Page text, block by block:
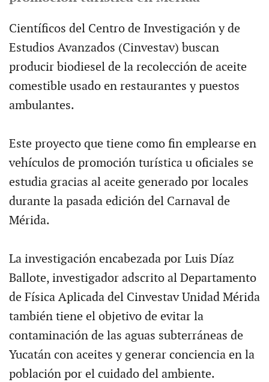
Científicos del Centro de Investigación y de
Estudios Avanzados (Cinvestav) buscan
producir biodiesel de la recolección de aceite
comestible usado en restaurantes y puestos
ambulantes.
Este proyecto que tiene como fin emplearse en
vehículos de promoción turística u oficiales se
estudia gracias al aceite generado por locales
durante la pasada edición del Carnaval de
Mérida.
La investigación encabezada por Luis Díaz
Ballote, investigador adscrito al Departamento
de Física Aplicada del Cinvestav Unidad Mérida
también tiene el objetivo de evitar la
contaminación de las aguas subterráneas de
Yucatán con aceites y generar conciencia en la
población por el cuidado del ambiente.